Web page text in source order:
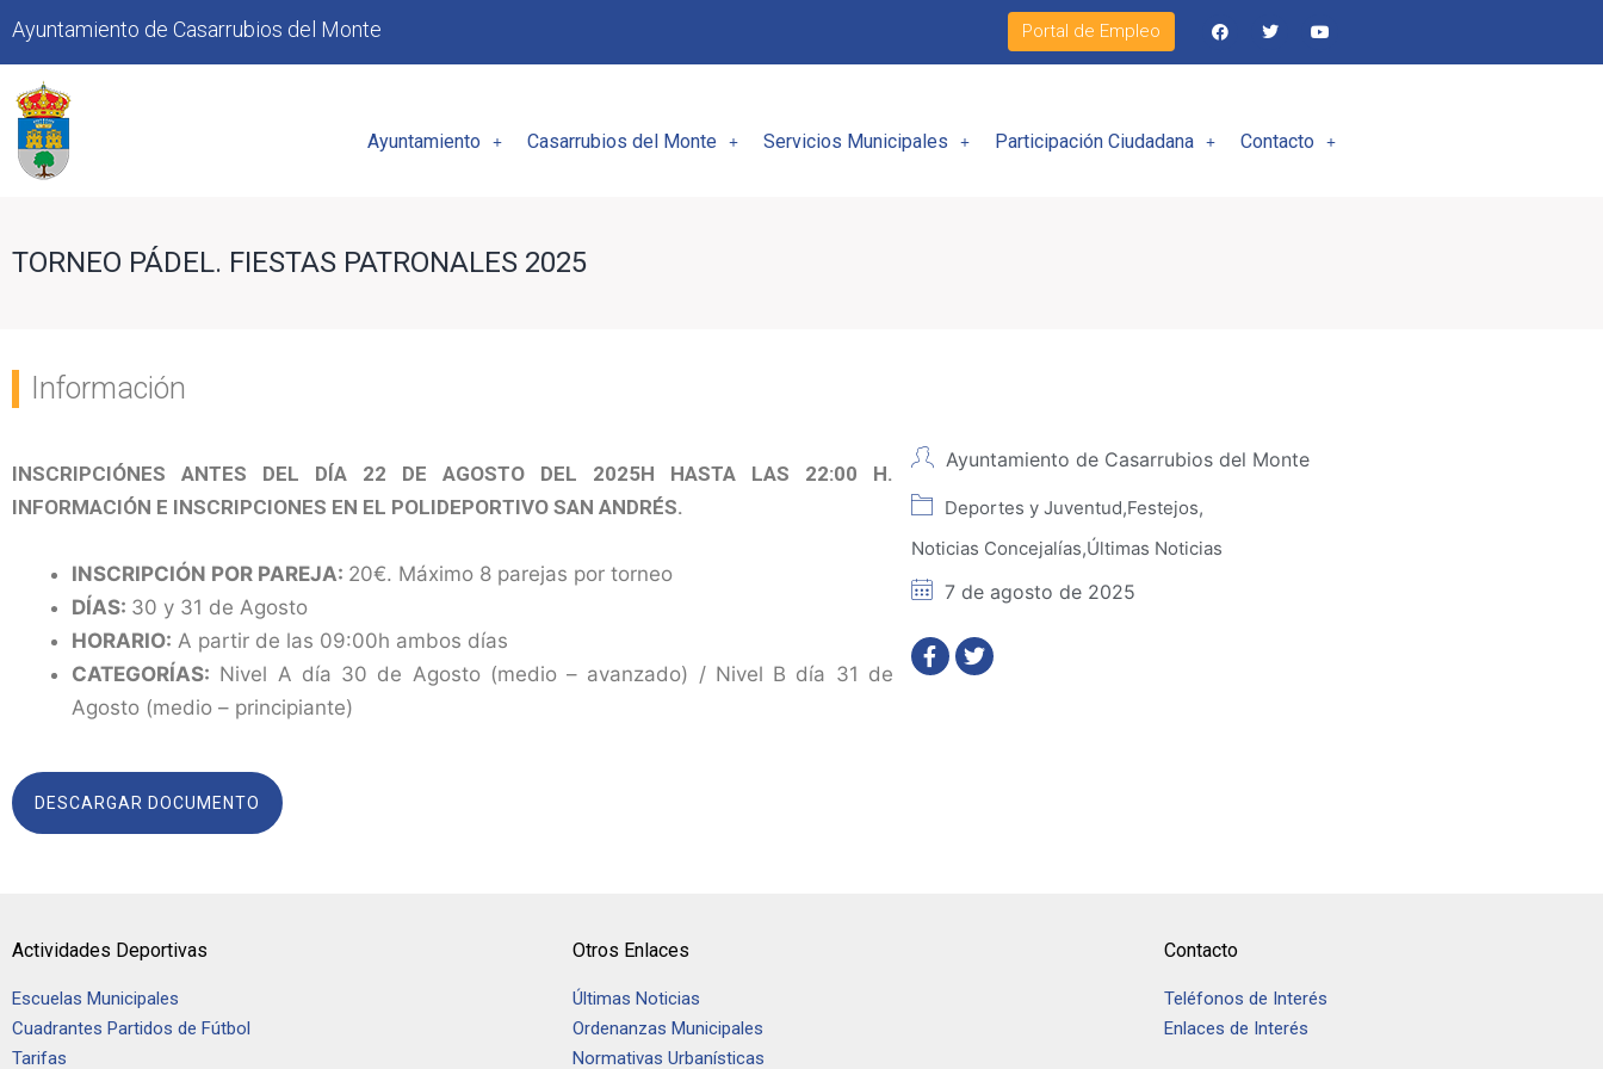
Ayuntamiento de Casarrubios del Monte Portal de Empleo
Ayuntamiento Casarrubios del Monte Servicios Municipales Participación Ciudadana Contacto
TORNEO PÁDEL. FIESTAS PATRONALES 2025
Información
INSCRIPCIÓNES ANTES DEL DÍA 22 DE AGOSTO DEL 2025H HASTA LAS 22:00 H.
INFORMACIÓN E INSCRIPCIONES EN EL POLIDEPORTIVO SAN ANDRÉS.
INSCRIPCIÓN POR PAREJA: 20€. Máximo 8 parejas por torneo
DÍAS: 30 y 31 de Agosto
HORARIO: A partir de las 09:00h ambos días
CATEGORÍAS: Nivel A día 30 de Agosto (medio – avanzado) / Nivel B día 31 de
Agosto (medio – principiante)
DESCARGAR DOCUMENTO
Ayuntamiento de Casarrubios del Monte
Deportes y Juventud,Festejos,
Noticias Concejalías,Últimas Noticias
7 de agosto de 2025
Actividades Deportivas
Escuelas Municipales
Cuadrantes Partidos de Fútbol
Tarifas
Otros Enlaces
Últimas Noticias
Ordenanzas Municipales
Normativas Urbanísticas
Contacto
Teléfonos de Interés
Enlaces de Interés